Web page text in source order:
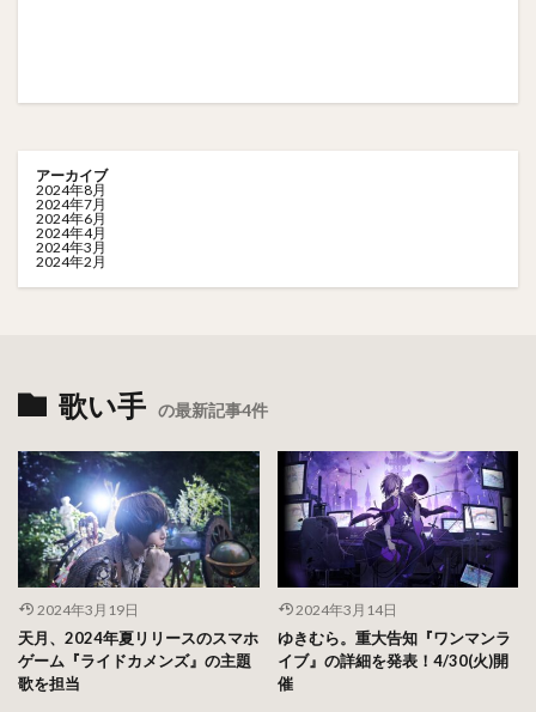
アーカイブ
2024年8月
2024年7月
2024年6月
2024年4月
2024年3月
2024年2月
歌い手 の最新記事4件
2024年3月19日
天月、2024年夏リリースのスマホ
ゲーム『ライドカメンズ』の主題
歌を担当
2024年3月14日
ゆきむら。重大告知『ワンマンラ
イブ』の詳細を発表！4/30(火)開
催